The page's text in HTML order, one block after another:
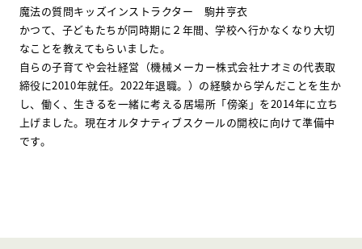
魔法の質問キッズインストラクター 駒井亨衣
かつて、子どもたちが同時期に２年間、学校へ行かなくなり大切
なことを教えてもらいました。
自らの子育てや会社経営（機械メーカー株式会社ナオミの代表取
締役に2010年就任。2022年退職。）の経験から学んだことを生か
し、働く、生きるを一緒に考える居場所「傍楽」を2014年に立ち
上げました。現在オルタナティブスクールの開校に向けて準備中
です。